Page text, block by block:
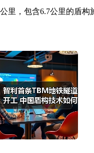
，包含6.7公里的盾